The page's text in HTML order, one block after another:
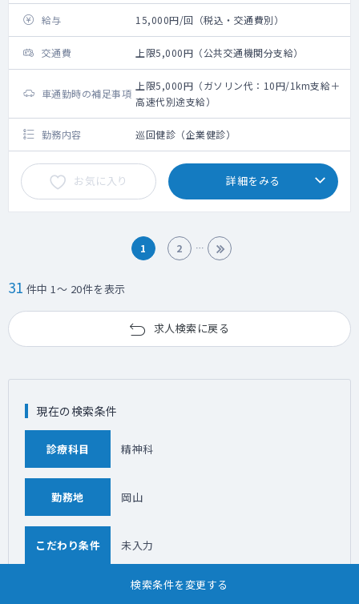
給与 15,000円/回（税込・交通費別）
交通費 上限5,000円（公共交通機関分支給）
車通勤時の補足事項
上限5,000円（ガソリン代：10円/1km支給＋
高速代別途支給）
勤務内容 巡回健診（企業健診）
お気に入り 詳細をみる
1 2
31 件中 1～ 20件を表示
求人検索に戻る
検索条件を変更する
現在の検索条件
診療科目 精神科
勤務地 岡山
こだわり条件 未入力
「精神科」について、近隣エリアの求人情報を探す